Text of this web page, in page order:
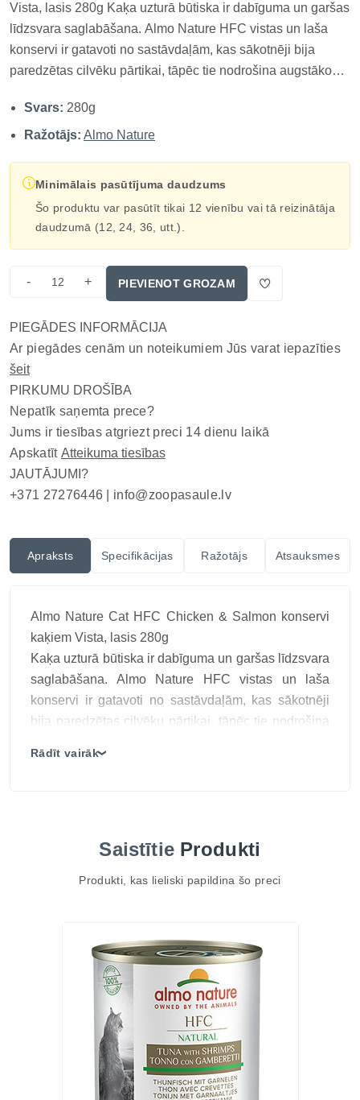
Vista, lasis 280g Kaķa uzturā būtiska ir dabīguma un garšas
līdzsvara saglabāšana. Almo Nature HFC vistas un laša
konservi ir gatavoti no sastāvdaļām, kas sākotnēji bija
paredzētas cilvēku pārtikai, tāpēc tie nodrošina augstāko
saglabāt optimālu hidratāciju un apmierinās pat
visprasīgāk...
Svars: 280g
Ražotājs: Almo Nature
Minimālais pasūtījuma daudzums
Šo produktu var pasūtīt tikai 12 vienību vai tā reizinātāja
daudzumā (12, 24, 36, utt.).
- + PIEVIENOT GROZAM
PIEGĀDES INFORMĀCIJA
Ar piegādes cenām un noteikumiem Jūs varat iepazīties
šeit
PIRKUMU DROŠĪBA
Nepatīk saņemta prece?
Jums ir tiesības atgriezt preci 14 dienu laikā
Apskatīt Atteikuma tiesības
JAUTĀJUMI?
+371 27276446 | info@zoopasaule.lv
Apraksts Specifikācijas Ražotājs Atsauksmes
Almo Nature Cat HFC Chicken & Salmon konservi
kaķiem Vista, lasis 280g
Kaķa uzturā būtiska ir dabīguma un garšas līdzsvara
saglabāšana. Almo Nature HFC vistas un laša
konservi ir gatavoti no sastāvdaļām, kas sākotnēji
bija paredzētas cilvēku pārtikai, tāpēc tie nodrošina
piemērota vista un lasis.
konservantus.
Galvenās īpašības
Satur 37% vistas gaļas un 18% laša – izsmalcināta
kombinācija kaķiem.
Augstākās kvalitātes dzīvnieku olbaltumvielas.
Pagatavoti buljonā, lai saglabātu dabisko mitrumu.
Nesatur glutēnu – piemēroti arī jutīgākiem kaķiem.
Pilnvērtīgs un sabalansēts uzturs ikdienai.
Rādīt vairāk❯
Saistītie Produkti
Produkti, kas lieliski papildina šo preci